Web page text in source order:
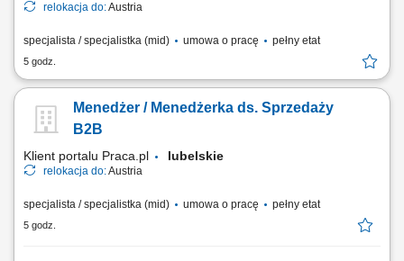
relokacja do:Austria
specjalista / specjalistka (mid) umowa o pracę pełny etat
5 godz.
Menedżer / Menedżerka ds. Sprzedaży
B2B
Klient portalu Praca.pl lubelskie
relokacja do:Austria
specjalista / specjalistka (mid) umowa o pracę pełny etat
5 godz.